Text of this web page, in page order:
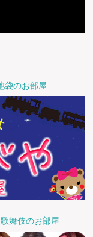
袋のお部屋
舞伎のお部屋